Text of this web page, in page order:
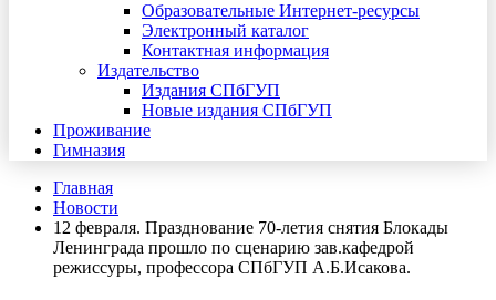
Образовательные Интернет-ресурсы
Электронный каталог
Контактная информация
Издательство
Издания СПбГУП
Новые издания СПбГУП
Проживание
Гимназия
Главная
Новости
12 февраля. Празднование 70-летия снятия Блокады
Ленинграда прошло по сценарию зав.кафедрой
режиссуры, профессора СПбГУП А.Б.Исакова.